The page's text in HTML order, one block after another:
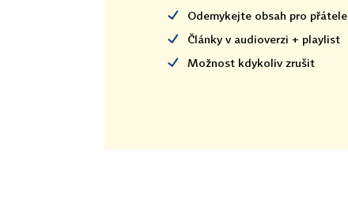
Odemykejte obsah pro přátele
Články v audioverzi + playlist
Možnost kdykoliv zrušit